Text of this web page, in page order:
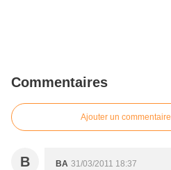
Commentaires
Ajouter un commentaire
B BA 31/03/2011 18:37